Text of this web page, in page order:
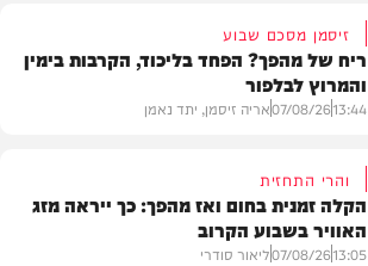
זיסמן מסכם שבוע
ריח של מהפך? הפחד בליכוד, הקרבות בימין
והמרוץ לבלפור
13:44
07/08/26אריה זיסמן, יתד נאמן
והרי התחזית
הקלה זמנית בחום ואז מהפך: כך ייראה מזג
האוויר בשבוע הקרוב
13:05
07/08/26ליאור סודרי